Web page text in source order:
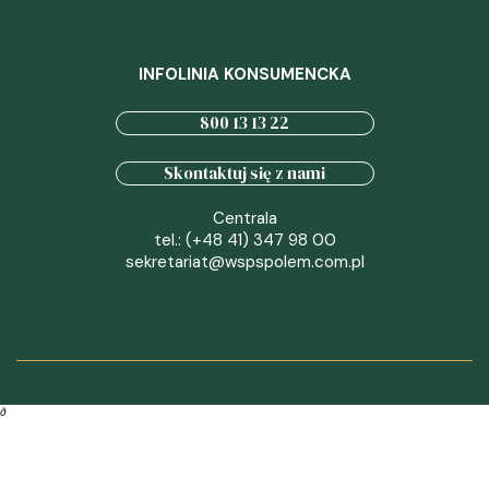
INFOLINIA KONSUMENCKA
800 13 13 22
Skontaktuj się z nami
Centrala
tel.: (+48 41) 347 98 00
sekretariat@wspspolem.com.pl
∂